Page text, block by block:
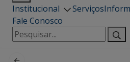
Institucional Serviços
Fale Conosco
Pesquisar
por: